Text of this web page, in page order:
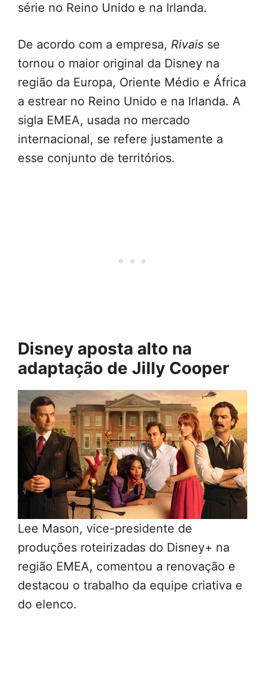
série no Reino Unido e na Irlanda.
De acordo com a empresa, Rivais se
tornou o maior original da Disney na
região da Europa, Oriente Médio e África
a estrear no Reino Unido e na Irlanda. A
sigla EMEA, usada no mercado
internacional, se refere justamente a
esse conjunto de territórios.
Disney aposta alto na
adaptação de Jilly Cooper
Lee Mason, vice-presidente de
produções roteirizadas do Disney+ na
região EMEA, comentou a renovação e
destacou o trabalho da equipe criativa e
do elenco.